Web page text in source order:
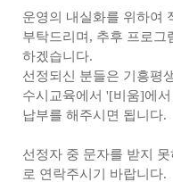
운영의 내실화를 위하여
부탁드리며, 추후 프로그
하겠습니다.
선정되신 분들은 기흥평
수시교육에서 '[비움]에
납부를 해주시면 됩니다.
선정자 중 문자를 받지
로 연락주시기 바랍니다.